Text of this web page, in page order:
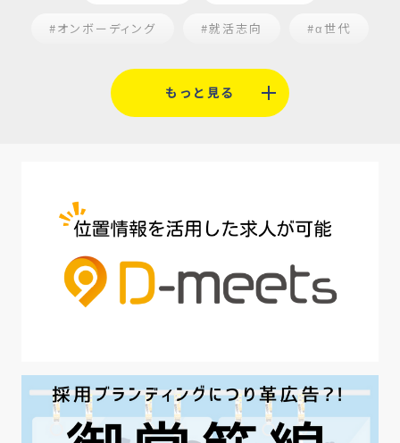
#オンボーディング #就活志向 #α世代
#平均採用単価
#人材定着 #AI面接
#魅力の伝え方 #求職者 #27卒
#採用オウンドメディア #業種別
#採用ピッチ資料 #28卒 #ロールモデル
#地方採用 #第二新卒 #採用の効率化
#AI活用 #職場カルチャーギャップ
もっと見る